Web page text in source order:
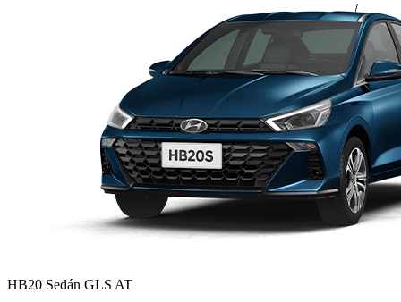
HB20 Sedán GLS AT